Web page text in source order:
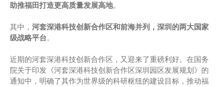
助推福田打造更高质量发展高地。
其中， 河套深港科技创新合作区和前海并列，深圳的两大国家
级战略平台。
近期的河套深港科技创新合作区，又迎来了重磅利好。在国务
院关于印发《河套深港科技创新合作区深圳园区发展规划》的
通知中，明确了其作为世界级的科研枢纽的建设目标，推动福